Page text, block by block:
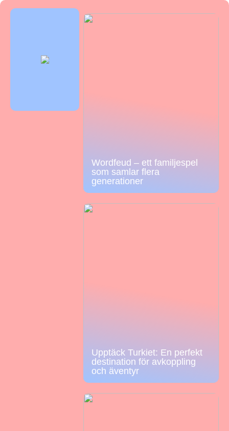
Wordfeud – ett familjespel
som samlar flera
generationer
Upptäck Turkiet: En perfekt
destination för avkoppling
och äventyr